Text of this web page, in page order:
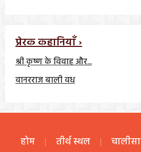
प्रेरक कहानियाँ ›
श्री कृष्ण के विवाह और...
वानरराज बाली वध
होम तीर्थ स्थल चालीसा